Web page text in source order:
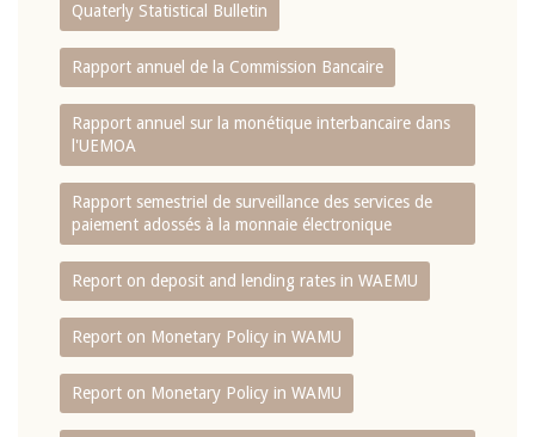
Quaterly Statistical Bulletin
Rapport annuel de la Commission Bancaire
Rapport annuel sur la monétique interbancaire dans
l'UEMOA
Rapport semestriel de surveillance des services de
paiement adossés à la monnaie électronique
Report on deposit and lending rates in WAEMU
Report on Monetary Policy in WAMU
Report on Monetary Policy in WAMU